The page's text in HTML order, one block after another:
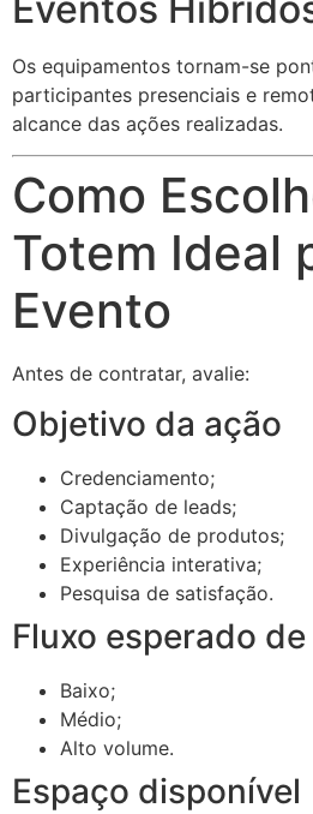
Os equipamentos tornam-se
participantes presenciais e
alcance das ações realizadas.
Como
Totem Ideal
Evento
Antes de contratar, avalie:
Objetivo da ação
Credenciamento;
Captação de leads;
Divulgação de produtos;
Experiência interativa;
Pesquisa de satisfação.
Fluxo esperado
Baixo;
Médio;
Alto volume.
Espaço disponível